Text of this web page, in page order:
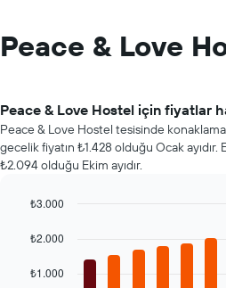
Peace & Love
Peace & Love Hostel için fiyatlar
Peace & Love Hostel tesisinde
gecelik fiyatın ₺1.428 olduğu Ocak ayıdır.
₺2.094 olduğu Ekim ayıdır.
chart
bars.
graphic.
₺1.000
₺2.000
₺3.000